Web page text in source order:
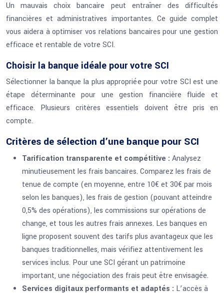
Un mauvais choix bancaire peut entraîner des difficultés
financières et administratives importantes. Ce guide complet
vous aidera à optimiser vos relations bancaires pour une gestion
efficace et rentable de votre SCI.
Choisir la banque idéale pour votre SCI
Sélectionner la banque la plus appropriée pour votre SCI est une
étape déterminante pour une gestion financière fluide et
efficace. Plusieurs critères essentiels doivent être pris en
compte.
Critères de sélection d’une banque pour SCI
Tarification transparente et compétitive : Analysez
minutieusement les frais bancaires. Comparez les frais de
tenue de compte (en moyenne, entre 10€ et 30€ par mois
selon les banques), les frais de gestion (pouvant atteindre
0,5% des opérations), les commissions sur opérations de
change, et tous les autres frais annexes. Les banques en
ligne proposent souvent des tarifs plus avantageux que les
banques traditionnelles, mais vérifiez attentivement les
services inclus. Pour une SCI gérant un patrimoine
important, une négociation des frais peut être envisagée.
Services digitaux performants et adaptés : L’accès à